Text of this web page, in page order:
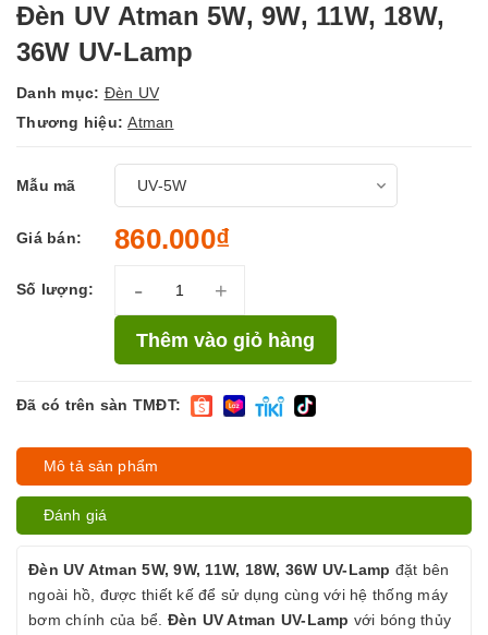
Đèn UV Atman 5W, 9W, 11W, 18W,
36W UV-Lamp
Danh mục: Đèn UV
Thương hiệu:Atman
Mẫu mã
Giá bán: 860.000₫
Số lượng: - +
Thêm vào giỏ hàng
Đã có trên sàn TMĐT:
Mô tả sản phẩm
Đánh giá
Đèn UV Atman 5W, 9W, 11W, 18W, 36W UV-Lamp đặt bên
ngoài hồ, được thiết kế để sử dụng cùng với hệ thống máy
bơm chính của bể. Đèn UV Atman UV-Lamp với bóng thủy